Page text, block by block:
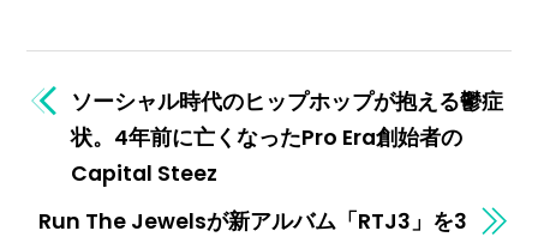
ソーシャル時代のヒップホップが抱える鬱症
状。4年前に亡くなったPro Era創始者の
Capital Steez
Run The Jewelsが新アルバム「RTJ3」を3